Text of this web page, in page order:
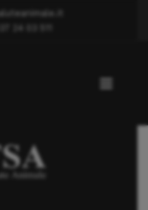
24 03 511